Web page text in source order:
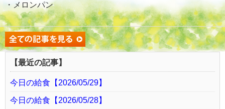
・メロンパン
【最近の記事】
今日の給食【2026/05/29】
今日の給食【2026/05/28】